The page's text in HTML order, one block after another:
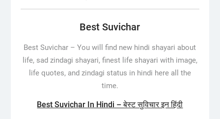
Best Suvichar
Best Suvichar –You will find new hindi shayari about
life, sad zindagi shayari, finest life shayari with image,
life quotes, and zindagi status in hindi here all the
time.
Best Suvichar In Hindi – बेस्ट सुविचार इन हिंदी